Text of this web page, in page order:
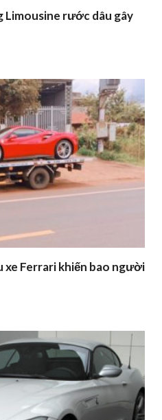
Limousine rước dâu gây
xe Ferrari khiến bao người